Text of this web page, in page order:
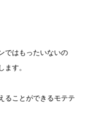
ではもったいないの
ます。
ることができるモテテ